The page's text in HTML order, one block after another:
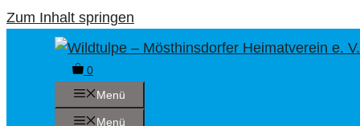
Zum Inhalt springen
0
Menü
Menü